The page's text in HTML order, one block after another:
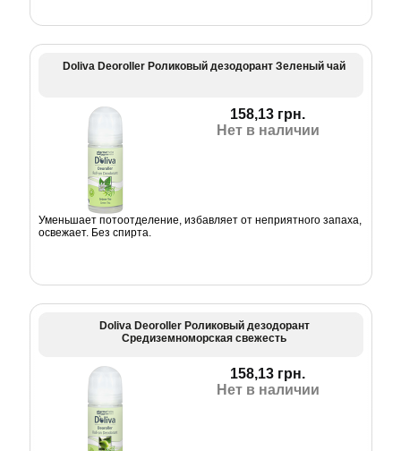
Doliva Deoroller Роликовый дезодорант Зеленый чай
158,13 грн.
Нет в наличии
Уменьшает потоотделение, избавляет от неприятного запаха,
освежает. Без спирта.
Doliva Deoroller Роликовый дезодорант
Средиземноморская свежесть
158,13 грн.
Нет в наличии